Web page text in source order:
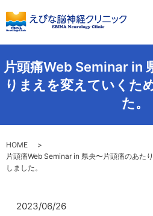
片頭痛Web Seminar in
りまえを変えていくた
た。
HOME
片頭痛Web Seminar in 県央〜片頭痛のあた
しました。
2023/06/26